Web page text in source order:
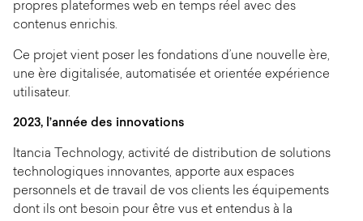
propres plateformes web en temps réel avec des
contenus enrichis.
Ce projet vient poser les fondations d’une nouvelle ère,
une ère digitalisée, automatisée et orientée expérience
utilisateur.
2023, l’année des innovations
Itancia Technology, activité de distribution de solutions
technologiques innovantes, apporte aux espaces
personnels et de travail de vos clients les équipements
dont ils ont besoin pour être vus et entendus à la